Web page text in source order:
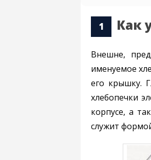
Как
Внешне,
именуемое
его крышку.
хлебопечки
корпусе, а
служит